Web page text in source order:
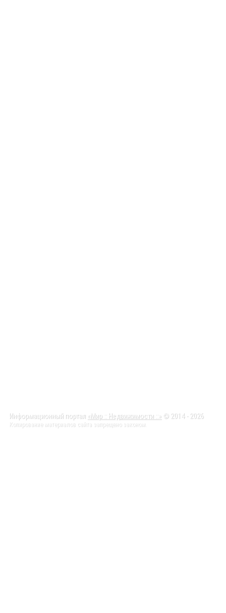
Информационный портал «Мир :: Недвижимости ::» © 2014 - 2026
Копирование материалов сайта запрещено законом.